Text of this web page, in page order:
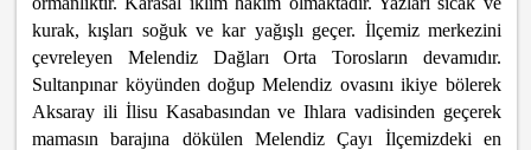
kurak, kışları soğuk ve kar yağışlı geçer. İlçemiz merkezini
çevreleyen Melendiz Dağları Orta Torosların devamıdır.
Sultanpınar köyünden doğup Melendiz ovasını ikiye bölerek
Aksaray ili İlisu Kasabasından ve Ihlara vadisinden geçerek
mamasın barajına dökülen Melendiz Çayı İlçemizdeki en